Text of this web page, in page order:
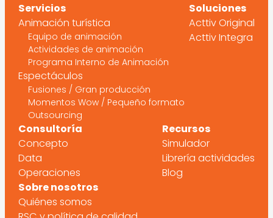
Servicios
Animación turística
Equipo de animación
Actividades de animación
Programa Interno de Animación
Espectáculos
Fusiones / Gran producción
Momentos Wow / Pequeño formato
Outsourcing
Soluciones
Acttiv Original
Acttiv Integra
Consultoría
Concepto
Data
Operaciones
Recursos
Simulador
Librería actividades
Blog
Sobre nosotros
Quiénes somos